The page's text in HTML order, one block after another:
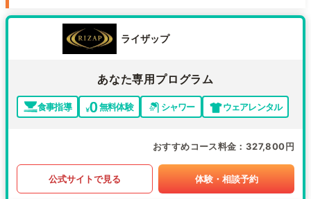
ライザップ
あなた専用プログラム
食事指導 無料体験 シャワー ウェアレンタル
おすすめコース料金 327,800円
公式サイトで見る 体験・相談予約